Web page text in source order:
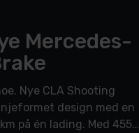
Mercedes-
Nye CLA Shooting
design med en
på én lading. Med 455–